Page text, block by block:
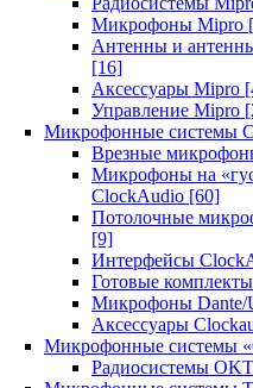
Микрофоны Mipro
Антенны и
[16]
Аксессуары Mipro
Управление Mipro
Микрофонные системы
Врезные
Микрофоны на
ClockAudio [60]
Потолочные
[9]
Интерфейсы
Готовые
Микрофоны Dante/
Аксессуары
Микрофонные системы
Радиосистемы